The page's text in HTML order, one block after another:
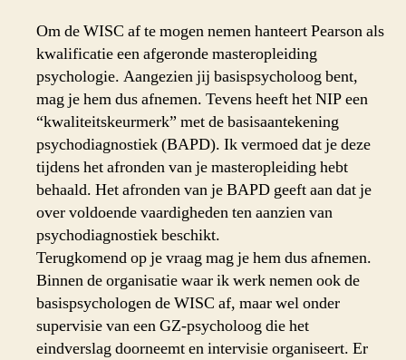
Om de WISC af te mogen nemen hanteert Pearson als
kwalificatie een afgeronde masteropleiding
psychologie. Aangezien jij basispsycholoog bent,
mag je hem dus afnemen. Tevens heeft het NIP een
“kwaliteitskeurmerk” met de basisaantekening
psychodiagnostiek (BAPD). Ik vermoed dat je deze
tijdens het afronden van je masteropleiding hebt
behaald. Het afronden van je BAPD geeft aan dat je
over voldoende vaardigheden ten aanzien van
psychodiagnostiek beschikt.
Terugkomend op je vraag mag je hem dus afnemen.
Binnen de organisatie waar ik werk nemen ook de
basispsychologen de WISC af, maar wel onder
supervisie van een GZ-psycholoog die het
eindverslag doorneemt en intervisie organiseert. Er